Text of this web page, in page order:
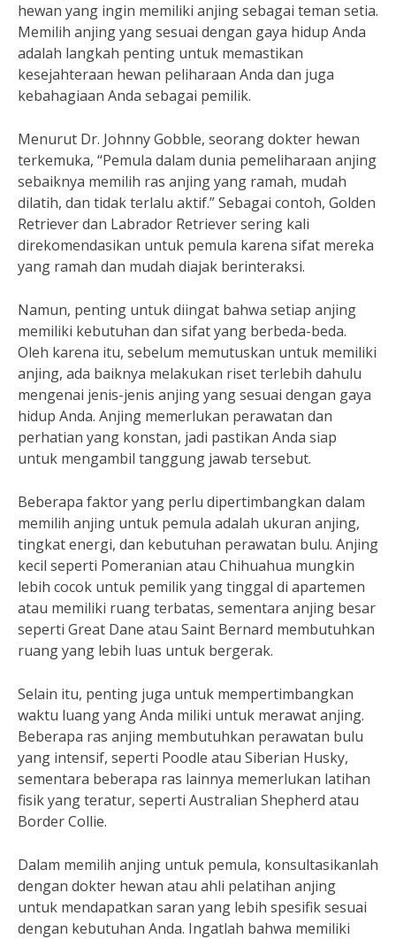
hewan yang ingin memiliki anjing sebagai teman setia.
Memilih anjing yang sesuai dengan gaya hidup Anda
adalah langkah penting untuk memastikan
kesejahteraan hewan peliharaan Anda dan juga
kebahagiaan Anda sebagai pemilik.
Menurut Dr. Johnny Gobble, seorang dokter hewan
terkemuka, “Pemula dalam dunia pemeliharaan anjing
sebaiknya memilih ras anjing yang ramah, mudah
dilatih, dan tidak terlalu aktif.” Sebagai contoh, Golden
Retriever dan Labrador Retriever sering kali
direkomendasikan untuk pemula karena sifat mereka
yang ramah dan mudah diajak berinteraksi.
Namun, penting untuk diingat bahwa setiap anjing
memiliki kebutuhan dan sifat yang berbeda-beda.
Oleh karena itu, sebelum memutuskan untuk memiliki
anjing, ada baiknya melakukan riset terlebih dahulu
mengenai jenis-jenis anjing yang sesuai dengan gaya
hidup Anda. Anjing memerlukan perawatan dan
perhatian yang konstan, jadi pastikan Anda siap
untuk mengambil tanggung jawab tersebut.
Beberapa faktor yang perlu dipertimbangkan dalam
memilih anjing untuk pemula adalah ukuran anjing,
tingkat energi, dan kebutuhan perawatan bulu. Anjing
kecil seperti Pomeranian atau Chihuahua mungkin
lebih cocok untuk pemilik yang tinggal di apartemen
atau memiliki ruang terbatas, sementara anjing besar
seperti Great Dane atau Saint Bernard membutuhkan
ruang yang lebih luas untuk bergerak.
Selain itu, penting juga untuk mempertimbangkan
waktu luang yang Anda miliki untuk merawat anjing.
Beberapa ras anjing membutuhkan perawatan bulu
yang intensif, seperti Poodle atau Siberian Husky,
sementara beberapa ras lainnya memerlukan latihan
fisik yang teratur, seperti Australian Shepherd atau
Border Collie.
Dalam memilih anjing untuk pemula, konsultasikanlah
dengan dokter hewan atau ahli pelatihan anjing
untuk mendapatkan saran yang lebih spesifik sesuai
dengan kebutuhan Anda. Ingatlah bahwa memiliki